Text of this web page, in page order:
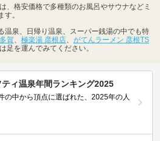
は、格安価格で多種類のお風呂やサウナなどミ
。
温泉、日帰り温泉、スーパー銭湯の中でも特
賀、 極楽湯 彦根店、 がてんラーメン 彦根TS
足を運んでみてください。
ィ温泉年間ランキング2025
の中から頂点に選ばれた、2025年の人